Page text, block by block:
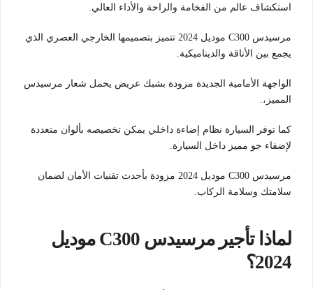
استكشاف عالم من الفخامة والراحة والأداء العالي.
مرسيدس C300 موديل 2024 تتميز بتصميمها الخارجي العصري الذي
يجمع بين الأناقة والديناميكية.
الواجهة الأمامية الجديدة مزودة بشبك عريض يحمل شعار مرسيدس
المميز،.
كما توفر السيارة نظام إضاءة داخلي يمكن تخصيصه بألوان متعددة
لإضفاء جو مميز داخل السيارة.
مرسيدس C300 موديل 2024 مزودة بأحدث تقنيات الأمان لضمان
سلامتك وسلامة الركاب.
لماذا تأجير مرسيدس C300 موديل
2024؟